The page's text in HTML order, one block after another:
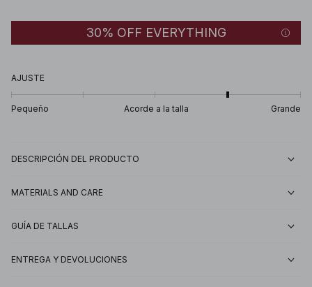
30% OFF EVERYTHING
AJUSTE
Pequeño Acorde a la talla Grande
DESCRIPCIÓN DEL PRODUCTO
MATERIALS AND CARE
GUÍA DE TALLAS
ENTREGA Y DEVOLUCIONES